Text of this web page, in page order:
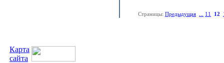
Страницы: Предыдущая 11 12
Карта
сайта